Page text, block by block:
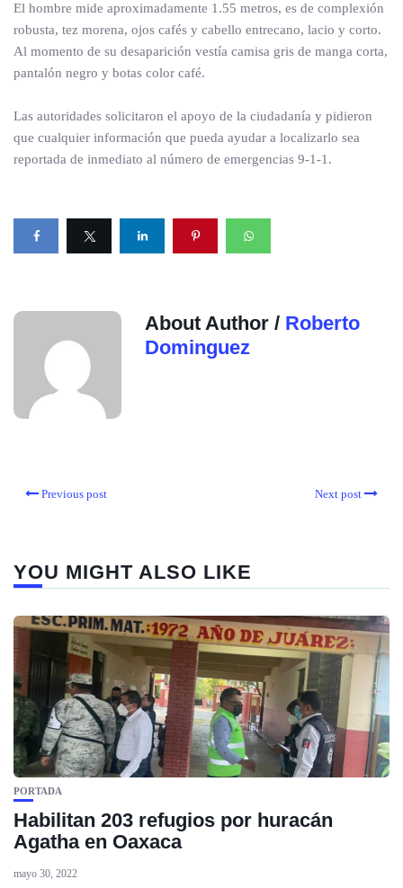
El hombre mide aproximadamente 1.55 metros, es de complexión
robusta, tez morena, ojos cafés y cabello entrecano, lacio y corto.
Al momento de su desaparición vestía camisa gris de manga corta,
pantalón negro y botas color café.
Las autoridades solicitaron el apoyo de la ciudadanía y pidieron
que cualquier información que pueda ayudar a localizarlo sea
reportada de inmediato al número de emergencias 9-1-1.
About Author / Roberto
Dominguez
Previous post Next post
YOU MIGHT ALSO LIKE
PORTADA
Habilitan 203 refugios por huracán
Agatha en Oaxaca
mayo 30, 2022